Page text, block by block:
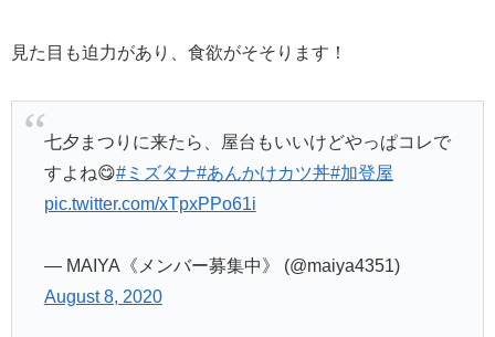
見た目も迫力があり、食欲がそそります！
七夕まつりに来たら、屋台もいいけどやっぱコレで
すよね😋#ミズタナ#あんかけカツ丼#加登屋
pic.twitter.com/xTpxPPo61i
— MAIYA《メンバー募集中》 (@maiya4351)
August 8, 2020